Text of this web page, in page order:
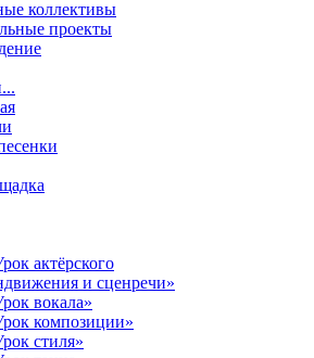
коллективы
проекты
актёрского
и сценречи»
вокала»
композиции»
стиля»